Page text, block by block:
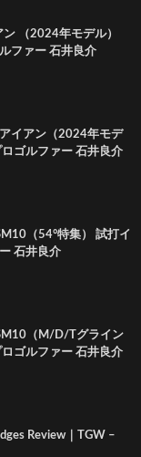
（2024年モデル）
ファー 石井良介
アイアン（2024年モデ
ゴルファー 石井良介
（54°特集） 試打イ
石井良介
（M/D/Tグライン
ゴルファー 石井良介
Review｜TGW –